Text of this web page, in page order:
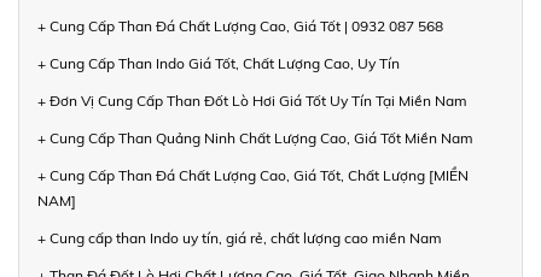
+ Cung Cấp Than Đá Chất Lượng Cao, Giá Tốt | 0932 087 568
+ Cung Cấp Than Indo Giá Tốt, Chất Lượng Cao, Uy Tín
+ Đơn Vị Cung Cấp Than Đốt Lò Hơi Giá Tốt Uy Tín Tại Miền Nam
+ Cung Cấp Than Quảng Ninh Chất Lượng Cao, Giá Tốt Miền Nam
+ Cung Cấp Than Đá Chất Lượng Cao, Giá Tốt, Chất Lượng [MIỀN
NAM]
+ Cung cấp than Indo uy tín, giá rẻ, chất lượng cao miền Nam